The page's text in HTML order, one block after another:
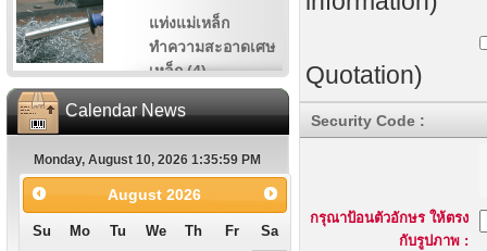
Quotation)
Security Code :
กรุณาป้อนตัวอักษร ให้ตรง
กับรูปภาพ :
(11)
แท่งแม่เหล็ก
ทำความสะอาดเศษ
เหล็ก (4)
Calendar News
Monday, August 10, 2026 1:36:00 PM
August 2026
Su Mo Tu We Th Fr
Sa